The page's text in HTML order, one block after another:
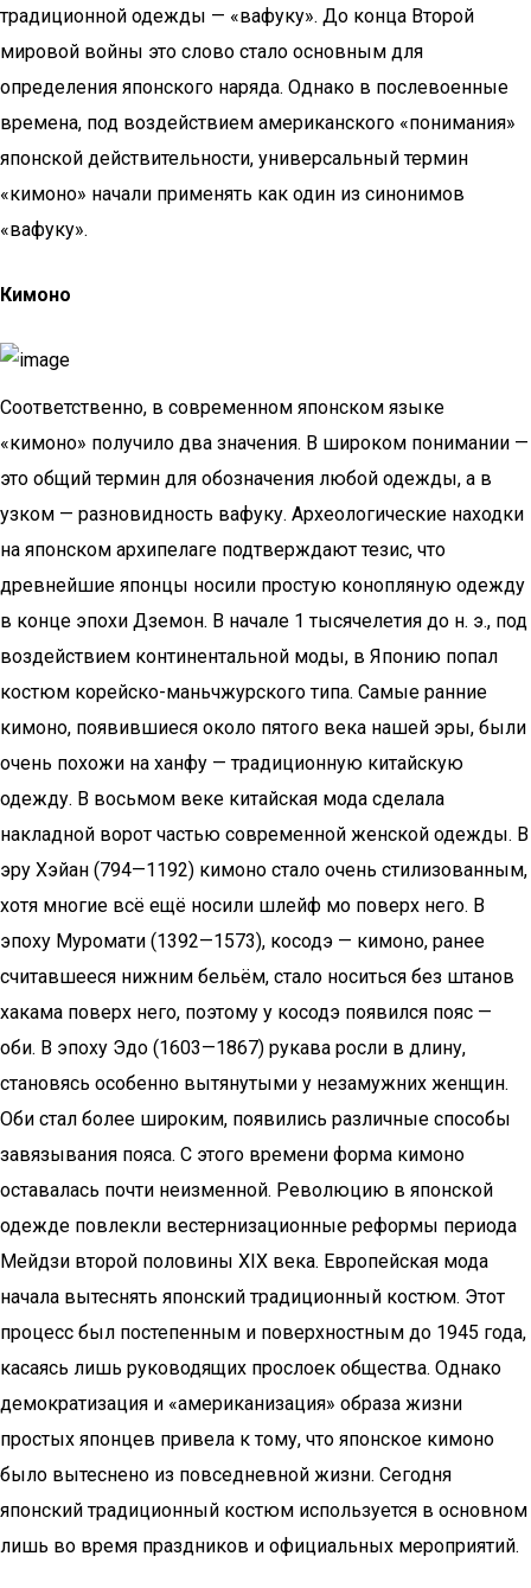
традиционной одежды — «вафуку». До конца Второй
мировой войны это слово стало основным для
определения японского наряда. Однако в послевоенные
времена, под воздействием американского «понимания»
японской действительности, универсальный термин
«кимоно» начали применять как один из синонимов
«вафуку».
Кимоно
Соответственно, в современном японском языке
«кимоно» получило два значения. В широком понимании —
это общий термин для обозначения любой одежды, а в
узком — разновидность вафуку. Археологические находки
на японском архипелаге подтверждают тезис, что
древнейшие японцы носили простую конопляную одежду
в конце эпохи Дземон. В начале 1 тысячелетия до н. э., под
воздействием континентальной моды, в Японию попал
костюм корейско-маньчжурского типа. Самые ранние
кимоно, появившиеся около пятого века нашей эры, были
очень похожи на ханфу — традиционную китайскую
одежду. В восьмом веке китайская мода сделала
накладной ворот частью современной женской одежды. В
эру Хэйан (794—1192) кимоно стало очень стилизованным,
хотя многие всё ещё носили шлейф мо поверх него. В
эпоху Муромати (1392—1573), косодэ — кимоно, ранее
считавшееся нижним бельём, стало носиться без штанов
хакама поверх него, поэтому у косодэ появился пояс —
оби. В эпоху Эдо (1603—1867) рукава росли в длину,
становясь особенно вытянутыми у незамужних женщин.
Оби стал более широким, появились различные способы
завязывания пояса. С этого времени форма кимоно
оставалась почти неизменной. Революцию в японской
одежде повлекли вестернизационные реформы периода
Мейдзи второй половины XIX века. Европейская мода
начала вытеснять японский традиционный костюм. Этот
процесс был постепенным и поверхностным до 1945 года,
касаясь лишь руководящих прослоек общества. Однако
демократизация и «американизация» образа жизни
простых японцев привела к тому, что японское кимоно
было вытеснено из повседневной жизни. Сегодня
японский традиционный костюм используется в основном
лишь во время праздников и официальных мероприятий.